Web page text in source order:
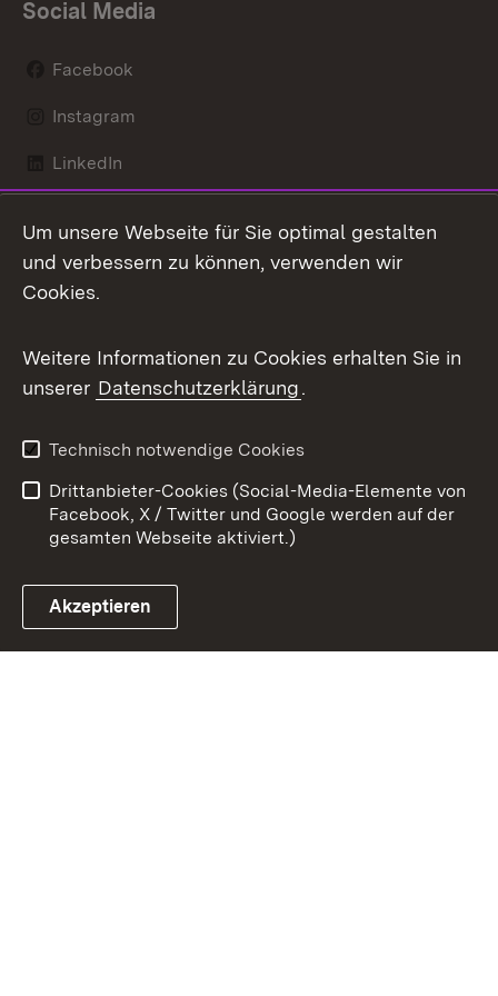
Social Media
Facebook
Instagram
LinkedIn
X / Twitter
Youtube
Link zum Landesportal
Kontakt
Datenschutz
Barrierefreiheit
Impressum
Cookies
Um unsere Webseite für Sie optimal gestalten
und verbessern zu können, verwenden wir
Cookies.
Weitere Informationen zu Cookies erhalten Sie in
unserer Datenschutzerklärung.
Technisch notwendige Cookies
Drittanbieter-Cookies (Social-Media-Elemente von
Facebook, X / Twitter und Google werden auf der
gesamten Webseite aktiviert.)
Akzeptieren